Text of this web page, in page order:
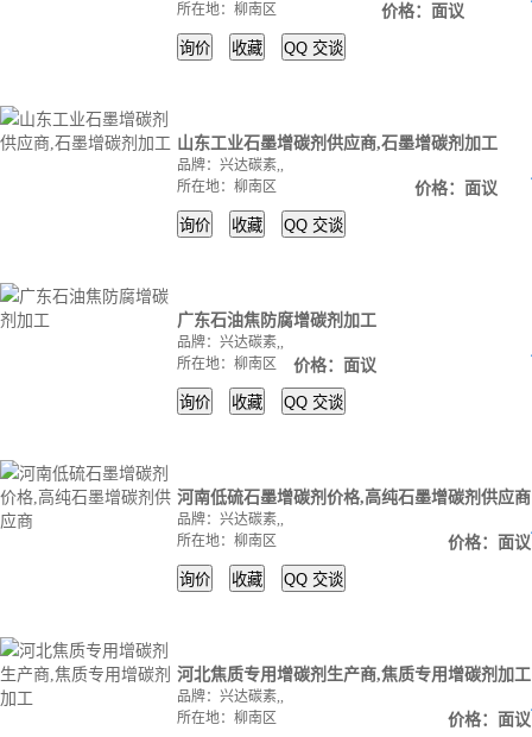
所在地：柳南区
价格：面议
询价 收藏 QQ 交谈
山东工业石墨增碳剂供应商,石墨增碳剂加工
品牌：兴达碳素,,
所在地：柳南区
价格：面议
询价 收藏 QQ 交谈
广东石油焦防腐增碳剂加工
品牌：兴达碳素,,
所在地：柳南区
价格：面议
询价 收藏 QQ 交谈
河南低硫石墨增碳剂价格,高纯石墨增碳剂供应商
品牌：兴达碳素,,
所在地：柳南区
价格：面议
询价 收藏 QQ 交谈
河北焦质专用增碳剂生产商,焦质专用增碳剂加工
品牌：兴达碳素,,
所在地：柳南区
价格：面议